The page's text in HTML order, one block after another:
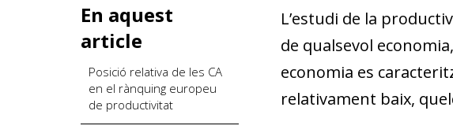
En aquest
article
Posició relativa de les CA
en el rànquing europeu
de productivitat
L’estudi de la
de qualsevol
economia es
relativament baix,